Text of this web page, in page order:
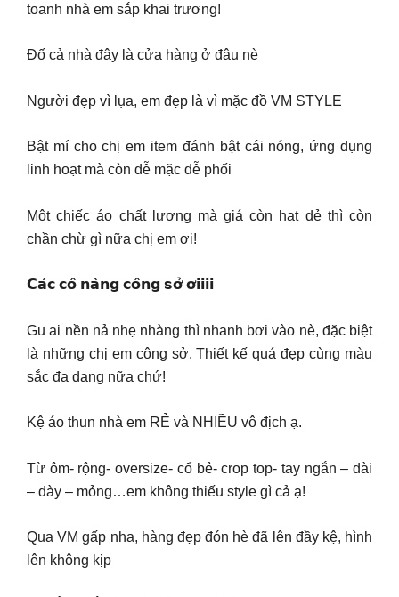
toanh nhà em sắp khai trương!
Đố cả nhà đây là cửa hàng ở đâu nè
Người đẹp vì lụa, em đẹp là vì mặc đồ VM STYLE
Bật mí cho chị em item đánh bật cái nóng, ứng dụng
linh hoạt mà còn dễ mặc dễ phối
Một chiếc áo chất lượng mà giá còn hạt dẻ thì còn
chần chừ gì nữa chị em ơi!
𝗖𝗮́𝗰 𝗰𝗼̂ 𝗻𝗮̀𝗻𝗴 𝗰𝗼̂𝗻𝗴 𝘀𝗼̛̉ 𝗼̛𝗶𝗶𝗶𝗶
Gu ai nền nả nhẹ nhàng thì nhanh bơi vào nè, đặc biệt
là những chị em công sở. Thiết kế quá đẹp cùng màu
sắc đa dạng nữa chứ!
Kệ áo thun nhà em RẺ và NHIỀU vô địch ạ.
Từ ôm- rộng- oversize- cổ bẻ- crop top- tay ngắn – dài
– dày – mỏng…em không thiếu style gì cả ạ!
Qua VM gấp nha, hàng đẹp đón hè đã lên đầy kệ, hình
lên không kịp